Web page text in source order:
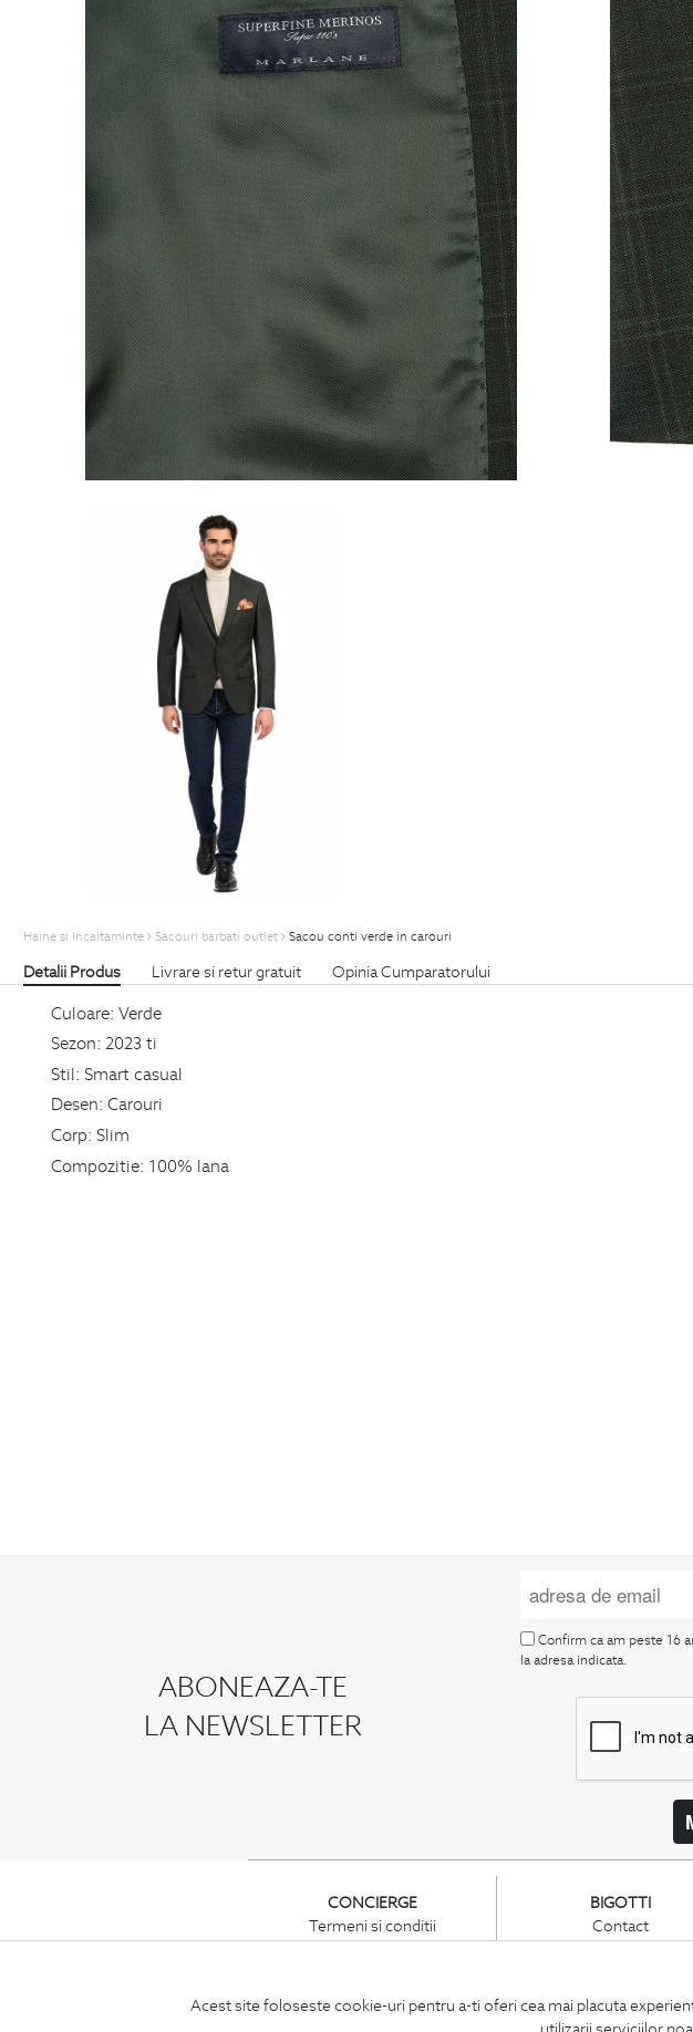
Acest site foloseste cookie-uri pentru a-ti oferi cea mai placuta
Haine si Incaltaminte Sacouri barbati outlet Sacou conti verde in carouri
Detalii Produs Livrare si retur gratuit Opinia Cumparatorului
Culoare: Verde
Sezon: 2023 ti
Stil: Smart casual
Desen: Carouri
Corp: Slim
Compozitie: 100% lana
ABONEAZA-TE
LA NEWSLETTER
Confirm ca am peste 16
la adresa indicata.
CONCIERGE
Termeni si conditii
Feedback site
BIGOTTI
Contact
Intrebari frecvente
Preturi retusuri